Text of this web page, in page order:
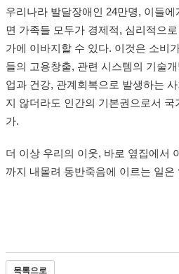
우리나라 발달장애인 24만명, 이들
면 가족들 모두가 경제적, 심리적으
가에 이바지할 수 있다. 이것은 소비
들의 고용창출, 관련 시스템의 기술
업과 건강, 관계회복으로 발생하는
지 않더라도 인간의 기본권으로서
가.
더 이상 우리의 이웃, 바로 옆집에서
까지 내몰려 동반죽음에 이르는 일은
목록으로